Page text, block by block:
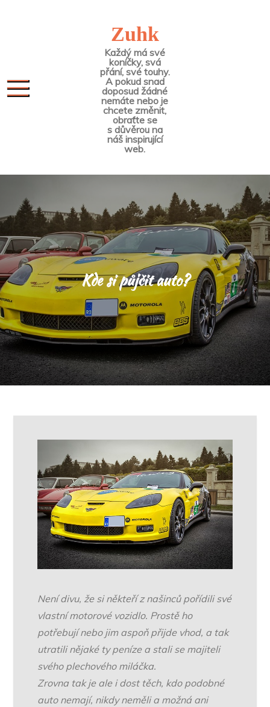
Zuhk
Každý má své
koníčky, svá
přání, své touhy.
A pokud snad
doposud žádné
nemáte nebo je
chcete změnit,
obraťte se
s důvěrou na
náš inspirující
web.
Kde si půjčit auto?
Není divu, že si někteří z našinců pořídili své
vlastní motorové vozidlo. Prostě ho
potřebují nebo jim aspoň přijde vhod, a tak
utratili nějaké ty peníze a stali se majiteli
svého plechového miláčka.
Zrovna tak je ale i dost těch, kdo podobné
auto nemají, nikdy neměli a možná ani